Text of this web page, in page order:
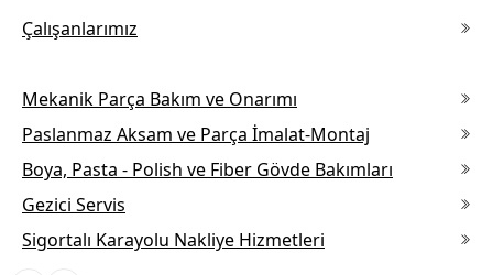
Çalışanlarımız
Mekanik Parça Bakım ve Onarımı
Paslanmaz Aksam ve Parça İmalat-Montaj
Boya, Pasta - Polish ve Fiber Gövde Bakımları
Gezici Servis
Sigortalı Karayolu Nakliye Hizmetleri